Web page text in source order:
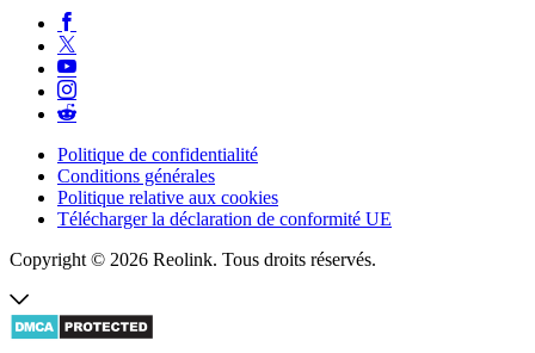
Politique de confidentialité
Conditions générales
Politique relative aux cookies
Télécharger la déclaration de conformité UE
Copyright © 2026 Reolink. Tous droits réservés.